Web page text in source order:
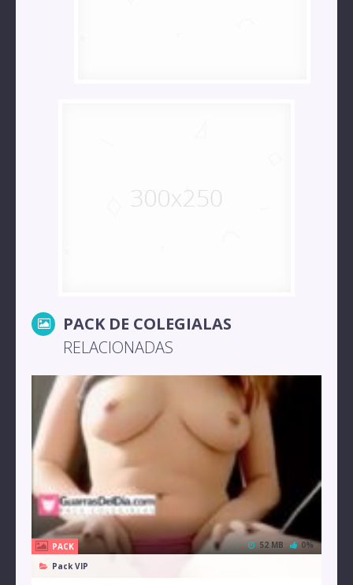
PACK DE COLEGIALAS
RELACIONADAS
PACK
Pack VIP
52 MB 0%